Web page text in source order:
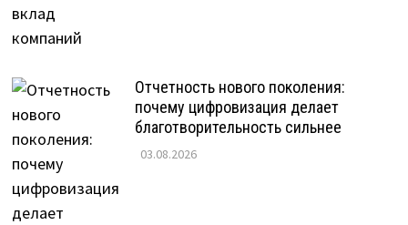
Отчетность нового поколения:
почему цифровизация делает
благотворительность сильнее
03.08.2026